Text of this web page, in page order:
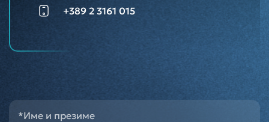
+389 2 3161 015
*Име и презиме